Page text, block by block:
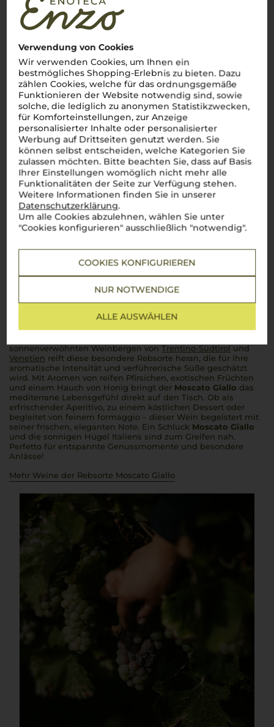
Verwendung von Cookies
Wir verwenden Cookies, um Ihnen ein
bestmögliches Shopping-Erlebnis zu bieten. Dazu
zählen Cookies, welche für das ordnungsgemäße
Funktionieren der Website notwendig sind, sowie
solche, die lediglich zu anonymen Statistikzwecken,
für Komforteinstellungen, zur Anzeige
personalisierter Inhalte oder personalisierter
Werbung auf Drittseiten genutzt werden. Sie
können selbst entscheiden, welche Kategorien Sie
zulassen möchten. Bitte beachten Sie, dass auf Basis
Ihrer Einstellungen womöglich nicht mehr alle
Funktionalitäten der Seite zur Verfügung stehen.
Weitere Informationen finden Sie in unserer
Datenschutzerklärung.
Um alle Cookies abzulehnen, wählen Sie unter
"Cookies konfigurieren" ausschließlich "notwendig".
COOKIES KONFIGURIEREN
NUR NOTWENDIGE
ALLE AUSWÄHLEN
Über die Rebsorte
Moscato Giallo
DerMoscato Giallo, auch bekannt als Goldmuskateller, ist der
sonnenverwöhnten Weinbergen von Trentino-Südtirol und
Venetien reift diese besondere Rebsorte heran, die für ihre
aromatische Intensität und verführerische Süße geschätzt
wird. Mit Aromen von reifen Pfirsichen, exotischen Früchten
und einem Hauch von Honig bringt der Moscato Giallo das
mediterrane Lebensgefühl direkt auf den Tisch. Ob als
erfrischender Aperitivo, zu einem köstlichen Dessert oder
begleitet von feinem formaggio – dieser Wein begeistert mit
seiner frischen, eleganten Note. Ein Schluck Moscato Giallo
und die sonnigen Hügel Italiens sind zum Greifen nah.
Perfetto für entspannte Genussmomente und besondere
Anlässe!
Mehr Weine der Rebsorte Moscato Giallo